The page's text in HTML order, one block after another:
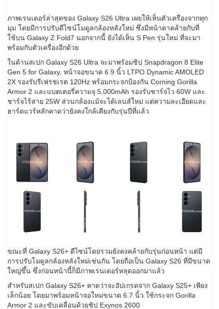
ภาพเรนเดอร์ล่าสุดของ Galaxy S26 Ultra เผยให้เห็นตัวเครื่องจากทุก
มุม โดยมีการปรับดีไซน์โมดูลกล้องหลังใหม่ ซึ่งมีหน้าตาคล้ายกับที่
ใช้บน Galaxy Z Fold7 นอกจากนี้ ยังได้เห็น S Pen รุ่นใหม่ ที่จะมา
พร้อมกับตัวเครื่องอีกด้วย
ในด้านสเปก Galaxy S26 Ultra จะมาพร้อมชิป Snapdragon 8 Elite
Gen 5 for Galaxy, หน้าจอขนาด 6.9 นิ้ว LTPO Dynamic AMOLED
2X รองรับรีเฟรชเรต 120Hz พร้อมกระจกป้องกัน Corning Gorilla
Armor 2 และแบตเตอรี่ความจุ 5,000mAh รองรับชาร์จไว 60W และ
ชาร์จไร้สาย 25W ส่วนกล้องแม้จะได้เลนส์ใหม่ แต่ความละเอียดและ
ฮาร์ดแวร์หลักคาดว่ายังคงใกล้เคียงกับรุ่นปีที่แล้ว
ขณะที่ Galaxy S26+ ดีไซน์โดยรวมยังคงคล้ายกับรุ่นก่อนหน้า แต่มี
การปรับโมดูลกล้องหลังใหม่เช่นกัน โดยถือเป็น Galaxy S26 ที่มีขนาด
ใหญ่ขึ้น ซึ่งก่อนหน้านี้ก็มีภาพเรนเดอร์หลุดออกมาแล้ว
สำหรับสเปก Galaxy S26+ คาดว่าจะอัปเกรดจาก Galaxy S25+ เพียง
เล็กน้อย โดยมาพร้อมหน้าจอใหม่ขนาด 6.7 นิ้ว ใช้กระจก Gorilla
Armor 2 และขับเคลื่อนด้วยชิป Exynos 2600